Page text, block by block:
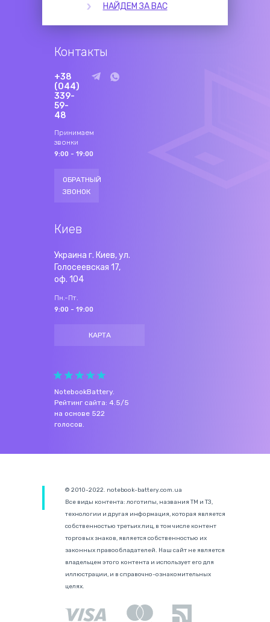
НАЙДЕМ ЗА ВАС
Контакты
+38
(044)
339-
59-
48
Принимаем
звонки
9:00 - 19:00
ОБРАТНЫЙ
ЗВОНОК
Киев
Украина г. Киев, ул.
Голосеевская 17,
оф. 104
Пн.-Пт.
9:00 - 19:00
КАРТА
NotebookBattery.
Рейтинг сайта: 4.5/5
на основе 522
голосов.
© 2010-2022. notebook-battery.com.ua
Все виды контента: логотипы, названия ТМ и ТЗ,
технологии и другая информация, которая является
собственностью третьих лиц, в том числе контент
торговых знаков, является собственностью их
законных правообладателей. Наш сайт не является
владельцем этого контента и использует его для
иллюстрации, и в справочно-ознакомительных
целях.